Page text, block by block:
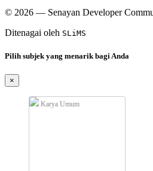
© 2026 — Senayan Developer
Ditenagai oleh SLiMS
Pilih subjek yang menarik bagi Anda
×
Karya Umum